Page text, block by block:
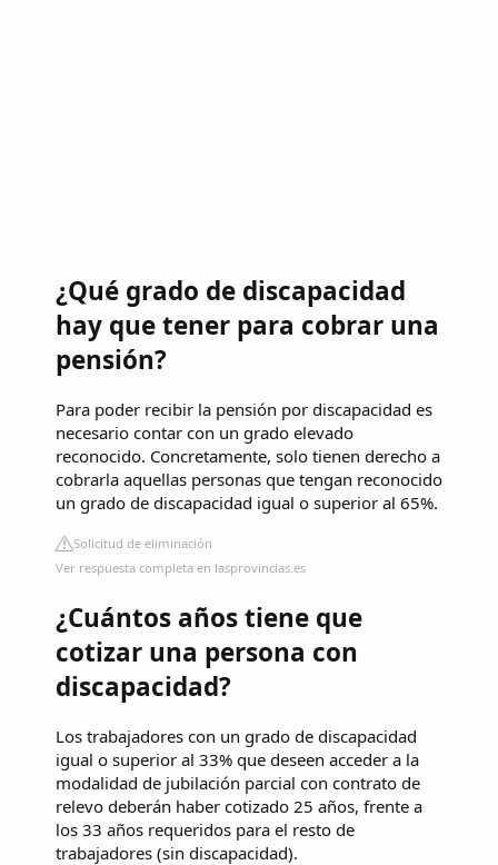
¿Qué grado de discapacidad
hay que tener para cobrar una
pensión?
Para poder recibir la pensión por discapacidad es
necesario contar con un grado elevado
reconocido. Concretamente, solo tienen derecho a
cobrarla aquellas personas que tengan reconocido
un grado de discapacidad igual o superior al 65%.
Solicitud de eliminación
Ver respuesta completa en lasprovincias.es
¿Cuántos años tiene que
cotizar una persona con
discapacidad?
Los trabajadores con un grado de discapacidad
igual o superior al 33% que deseen acceder a la
modalidad de jubilación parcial con contrato de
relevo deberán haber cotizado 25 años, frente a
los 33 años requeridos para el resto de
trabajadores (sin discapacidad).